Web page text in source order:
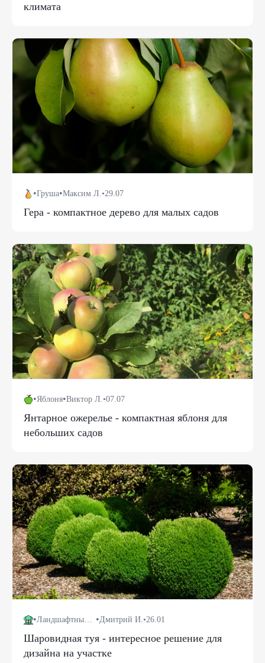
климата
•Груша•Максим Л.•29.07
Гера - компактное дерево для малых садов
•Яблоня•Виктор Л.•07.07
Янтарное ожерелье - компактная яблоня для
небольших садов
• Ландшафтный дизайн •Дмитрий И.•26.01
Шаровидная туя - интересное решение для
дизайна на участке